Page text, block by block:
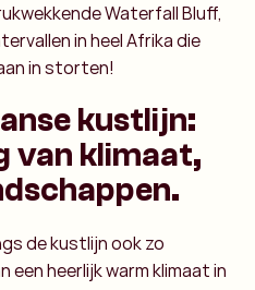
Waterfall Bluff,
in heel Afrika die
in storten!
kustlijn:
van klimaat,
de kustlijn ook zo
een heerlijk warm klimaat in